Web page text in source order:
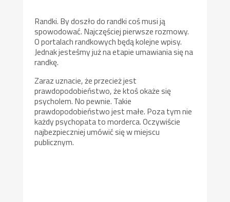
Randki. By doszło do randki coś musi ją
spowodować. Najczęściej pierwsze rozmowy.
O portalach randkowych będą kolejne wpisy.
Jednak jesteśmy już na etapie umawiania się na
randkę.
Zaraz uznacie, że przecież jest
prawdopodobieństwo, że ktoś okaże się
psycholem. No pewnie. Takie
prawdopodobieństwo jest małe. Poza tym nie
każdy psychopata to morderca. Oczywiście
najbezpieczniej umówić się w miejscu
publicznym.